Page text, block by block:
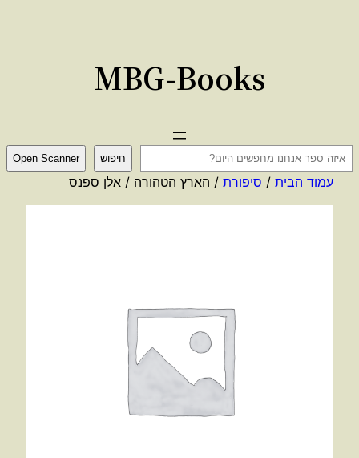
MBG-Books
ח
י
חיפוש Open Scanner
עמוד הבית / סיפורת / הארץ הטהורה / אלן ספנס